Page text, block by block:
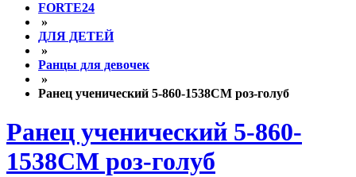
FORTE24
»
ДЛЯ ДЕТЕЙ
»
Ранцы для девочек
»
Ранец ученический 5-860-1538СМ роз-голуб
Ранец ученический 5-860-
1538СМ роз-голуб